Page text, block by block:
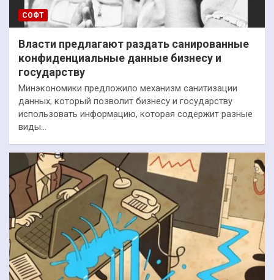
СОФТ
Власти предлагают раздать санированные
конфиденциальные данные бизнесу и
государству
Минэкономики предложило механизм санитизации
данных, который позволит бизнесу и государству
использовать информацию, которая содержит разные
виды…